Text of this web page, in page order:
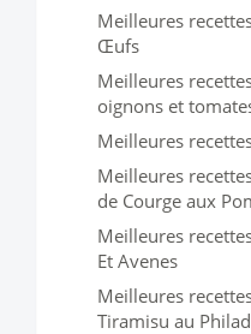
Meilleures
Œufs
Meilleures
oignons et
Meilleures
Meilleures
de Courge aux
Meilleures
Et Avenes
Meilleures
Tiramisu au